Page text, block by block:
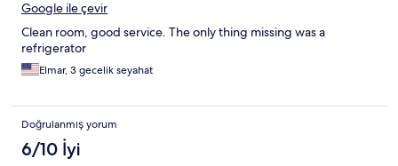
Google ile çevir
Clean room, good service. The only thing missing was a
refrigerator
Elmar, 3 gecelik seyahat
Doğrulanmış yorum
6/10 İyi